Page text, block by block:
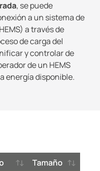
, se puede
a un sistema de
a través de
de carga del
y controlar de
de un HEMS
energía disponible.
Tamaño